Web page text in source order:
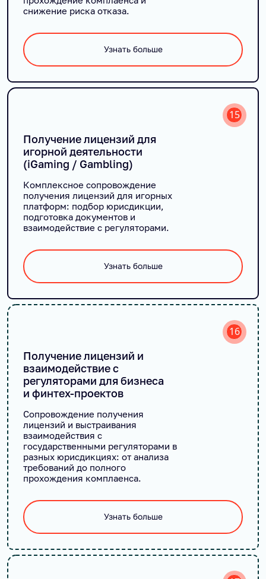
снижение риска отказа.
Узнать больше
15
Получение лицензий для
игорной деятельности
(iGaming / Gambling)
Комплексное сопровождение
получения лицензий для игорных
платформ: подбор юрисдикции,
подготовка документов и
взаимодействие с регуляторами.
Узнать больше
16
Получение лицензий и
взаимодействие с
регуляторами для бизнеса
и финтех-проектов
Сопровождение получения
лицензий и выстраивания
взаимодействия с
государственными регуляторами в
разных юрисдикциях: от анализа
требований до полного
прохождения комплаенса.
Узнать больше